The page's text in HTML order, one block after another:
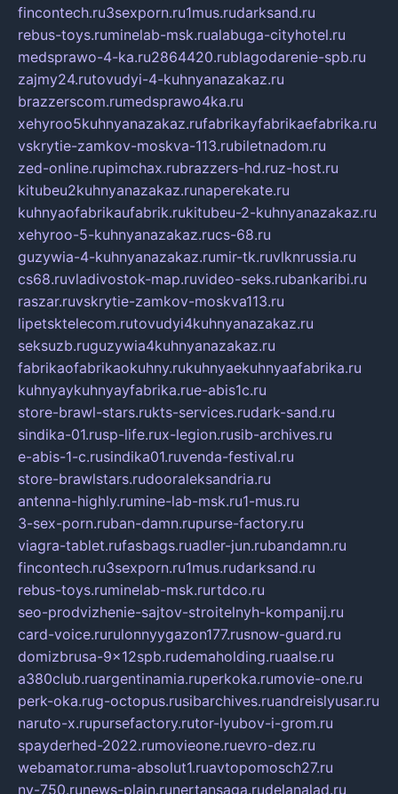
fincontech.ru3sexporn.ru1mus.rudarksand.ru
rebus-toys.ruminelab-msk.rualabuga-cityhotel.ru
medsprawo-4-ka.ru2864420.rublagodarenie-spb.ru
zajmy24.rutovudyi-4-kuhnyanazakaz.ru
brazzerscom.rumedsprawo4ka.ru
xehyroo5kuhnyanazakaz.rufabrikayfabrikaefabrika.ru
vskrytie-zamkov-moskva-113.rubiletnadom.ru
zed-online.rupimchax.rubrazzers-hd.ruz-host.ru
kitubeu2kuhnyanazakaz.runaperekate.ru
kuhnyaofabrikaufabrik.rukitubeu-2-kuhnyanazakaz.ru
xehyroo-5-kuhnyanazakaz.rucs-68.ru
guzywia-4-kuhnyanazakaz.rumir-tk.ruvlknrussia.ru
cs68.ruvladivostok-map.ruvideo-seks.rubankaribi.ru
raszar.ruvskrytie-zamkov-moskva113.ru
lipetsktelecom.rutovudyi4kuhnyanazakaz.ru
seksuzb.ruguzywia4kuhnyanazakaz.ru
fabrikaofabrikaokuhny.rukuhnyaekuhnyaafabrika.ru
kuhnyaykuhnyayfabrika.rue-abis1c.ru
store-brawl-stars.rukts-services.rudark-sand.ru
sindika-01.rusp-life.rux-legion.rusib-archives.ru
e-abis-1-c.rusindika01.ruvenda-festival.ru
store-brawlstars.rudooraleksandria.ru
antenna-highly.rumine-lab-msk.ru1-mus.ru
3-sex-porn.ruban-damn.rupurse-factory.ru
viagra-tablet.rufasbags.ruadler-jun.rubandamn.ru
fincontech.ru3sexporn.ru1mus.rudarksand.ru
rebus-toys.ruminelab-msk.rurtdco.ru
seo-prodvizhenie-sajtov-stroitelnyh-kompanij.ru
card-voice.rurulonnyygazon177.rusnow-guard.ru
domizbrusa-9x12spb.rudemaholding.ruaalse.ru
a380club.ruargentinamia.ruperkoka.rumovie-one.ru
perk-oka.rug-octopus.rusibarchives.ruandreislyusar.ru
naruto-x.rupursefactory.rutor-lyubov-i-grom.ru
spayderhed-2022.rumovieone.ruevro-dez.ru
webamator.ruma-absolut1.ruavtopomosch27.ru
nv-750.runews-plain.runertansaga.rudelanalad.ru